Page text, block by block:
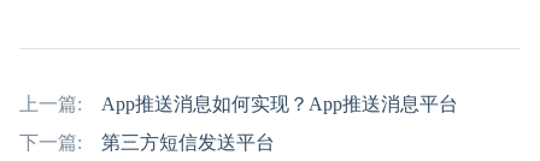
上一篇:
App推送消息如何实现？App推送消息平台
下一篇:
第三方短信发送平台